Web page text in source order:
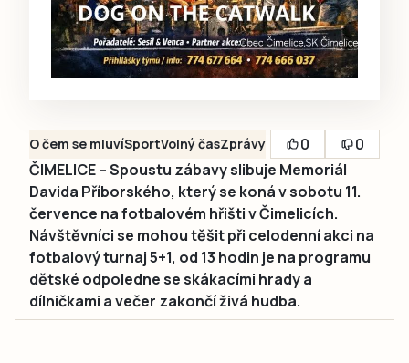
O čem se mluvíSportVolný časZprávy 0
0
ČIMELICE – Spoustu zábavy slibuje Memoriál
Davida Příborského, který se koná v sobotu 11.
července na fotbalovém hřišti v Čimelicích.
Návštěvníci se mohou těšit při celodenní akci na
fotbalový turnaj 5+1, od 13 hodin je na programu
dětské odpoledne se skákacími hrady a
dílničkami a večer zakončí živá hudba.